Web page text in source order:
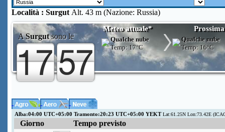
Località : Surgut Alt. 43 m (Nazione: Russia)
ASurgutsono le
Meteo attuale*
Qualche nube
Temp:17°C
Qualche nube
Temp: 16°C
Alba:04:00 UTC+05:00 Tramonto:20:23 UTC+05:00 YEKTLat:61.25N Lon:73.42E
Giorno
Tempo previsto